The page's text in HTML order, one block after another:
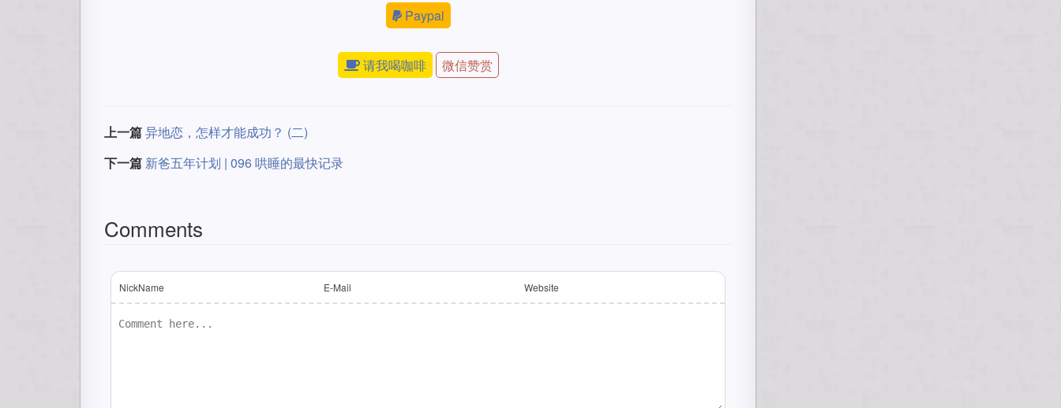
Paypal
请我喝咖啡 微信赞赏
上一篇异地恋，怎样才能成功？ (二)
下一篇 新爸五年计划 | 096 哄睡的最快记录
Comments
NickName E-Mail Website